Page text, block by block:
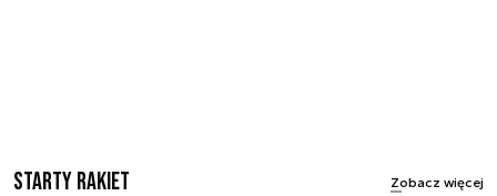
Starty rakiet Zobacz więcej